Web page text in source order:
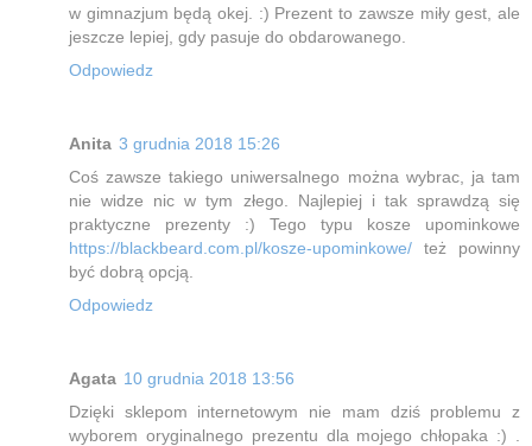
w gimnazjum będą okej. :) Prezent to zawsze miły gest, ale
jeszcze lepiej, gdy pasuje do obdarowanego.
Odpowiedz
Anita 3 grudnia 2018 15:26
Coś zawsze takiego uniwersalnego można wybrac, ja tam
nie widze nic w tym złego. Najlepiej i tak sprawdzą się
praktyczne prezenty :) Tego typu kosze upominkowe
https://blackbeard.com.pl/kosze-upominkowe/ też powinny
być dobrą opcją.
Odpowiedz
Agata 10 grudnia 2018 13:56
Dzięki sklepom internetowym nie mam dziś problemu z
wyborem oryginalnego prezentu dla mojego chłopaka :) .